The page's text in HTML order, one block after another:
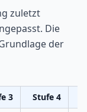
zuletzt
Die
der
3 Stufe 4